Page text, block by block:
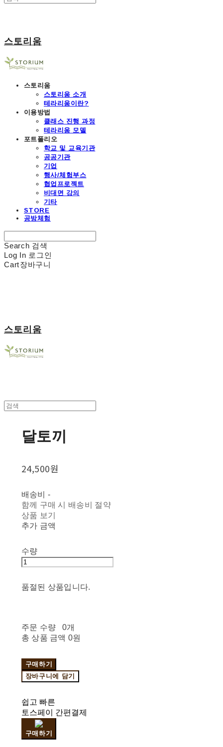
스토리움
스토리움
스토리움 소개
테라리움이란?
이용방법
클래스 진행 과정
테라리움 모델
포트폴리오
학교 및 교육기관
공공기관
기업
행사/체험부스
협업프로젝트
비대면 강의
기타
STORE
공방체험
Search 검색
Log In 로그인
Cart장바구니
스토리움
달토끼
24,500원
배송비 -
함께 구매 시 배송비 절약
상품 보기
추가 금액
수량
품절된 상품입니다.
주문 수량
0개
총 상품 금액 0원
구매하기
장바구니에 담기
쉽고 빠른
토스페이 간편결제
구매하기